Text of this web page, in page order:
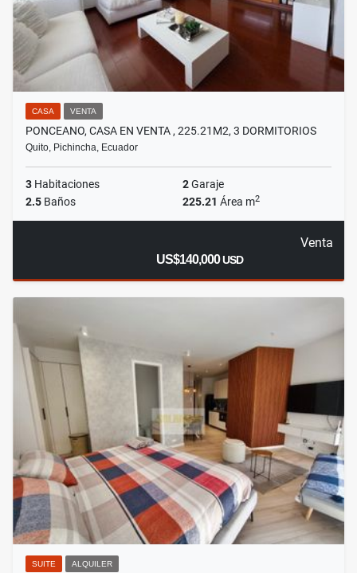
CASA VENTA
PONCEANO, CASA EN VENTA , 225.21M2, 3 DORMITORIOS
Quito, Pichincha, Ecuador
3 Habitaciones 2Garaje
2.5 Baños 225.21 Área m2
Venta
US$140,000USD
SUITE ALQUILER